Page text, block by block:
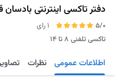
دفتر تاکسی اینترنتی بادسان
5/0
1 رای
تاکسی تلفنی ۸ تا ۱۴
مسیریابی ذخیره اطلاعات عمومی نظرات